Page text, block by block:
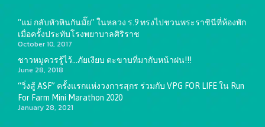
“แม่ กลับหัวหินกันมั๊ย” ในหลวง ร.9 ทรงไปชวนพระราชินีที่ห้องพัก
เมื่อครั้งประทับโรงพยาบาลศิริราช
October 10, 2017
ชาวหมูควรรู้ไว้…ภัยเงียบ ตะขาบที่มากับหน้าฝน!!!
June 28, 2018
“วิ่งสู้ ASF” ครั้งแรกแห่งวงการสุกร ร่วมกับ VPG FOR LIFE ใน Run
For Farm Mini Marathon 2020
January 28, 2021